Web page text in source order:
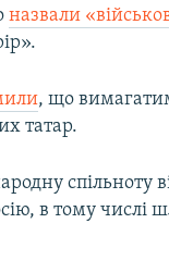
назвали
, що
татар.
спільноту
в тому